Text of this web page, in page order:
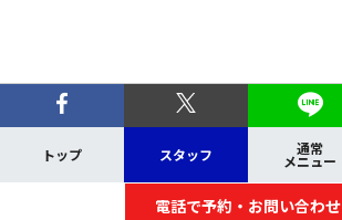
トップ スタッフ 通常
メニュー
電話で予約・お問い合わせ